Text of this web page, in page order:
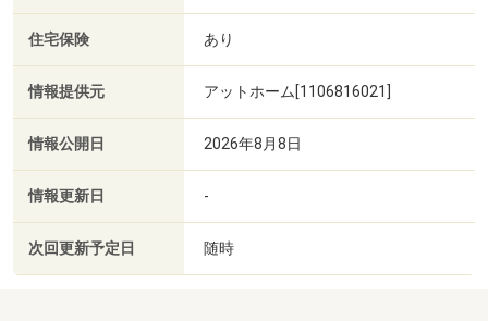
住宅保険 あり
情報提供元 アットホーム[1106816021]
情報公開日 2026年8月8日
情報更新日 -
次回更新予定日 随時